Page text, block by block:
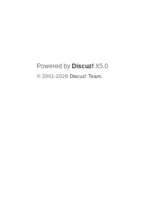
Powered by Discuz! X5.0
© 2001-2026 Discuz! Team